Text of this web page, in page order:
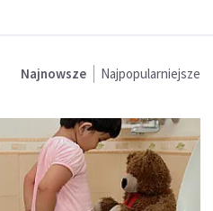
Najnowsze Najpopularniejsze